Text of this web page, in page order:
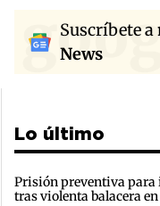
Suscríbete a
News
Lo último
Prisión preventiva
tras violenta balacera